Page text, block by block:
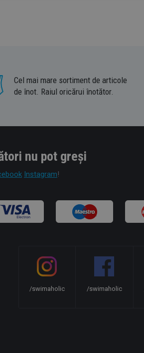
Cel mai mare sortiment de articole
de înot. Raiul oricărui înotător.
nu pot greși
Instagram!
/swimaholic /swimaholic